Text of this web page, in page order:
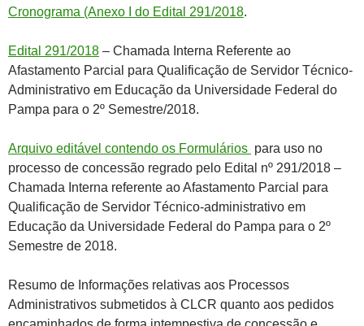
Cronograma (Anexo I do Edital 291/2018.
Edital 291/2018 – Chamada Interna Referente ao
Afastamento Parcial para Qualificação de Servidor Técnico-
Administrativo em Educação da Universidade Federal do
Pampa para o 2º Semestre/2018.
Arquivo editável contendo os Formulários para uso no
processo de concessão regrado pelo Edital nº 291/2018 –
Chamada Interna referente ao Afastamento Parcial para
Qualificação de Servidor Técnico-administrativo em
Educação da Universidade Federal do Pampa para o 2º
Semestre de 2018.
Resumo de Informações relativas aos Processos
Administrativos submetidos à CLCR quanto aos pedidos